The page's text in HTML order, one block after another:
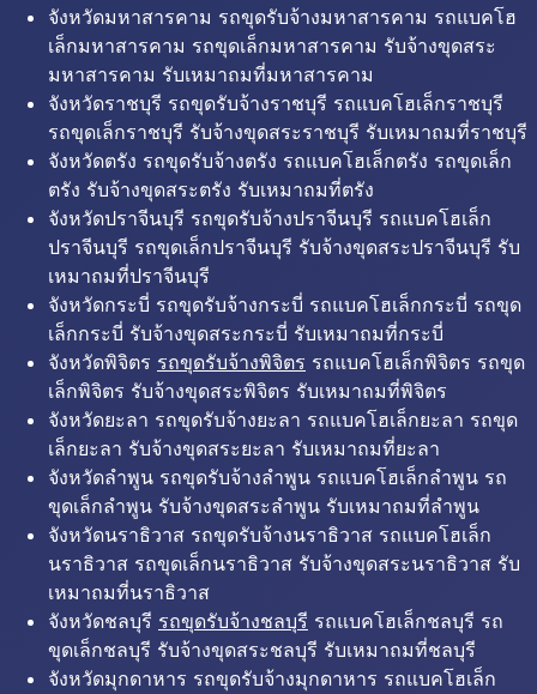
จังหวัดมหาสารคาม รถขุดรับจ้างมหาสารคาม รถแบคโฮ
เล็กมหาสารคาม รถขุดเล็กมหาสารคาม รับจ้างขุดสระ
มหาสารคาม รับเหมาถมที่มหาสารคาม
จังหวัดราชบุรี รถขุดรับจ้างราชบุรี รถแบคโฮเล็กราชบุรี
รถขุดเล็กราชบุรี รับจ้างขุดสระราชบุรี รับเหมาถมที่ราชบุรี
จังหวัดตรัง รถขุดรับจ้างตรัง รถแบคโฮเล็กตรัง รถขุดเล็ก
ตรัง รับจ้างขุดสระตรัง รับเหมาถมที่ตรัง
จังหวัดปราจีนบุรี รถขุดรับจ้างปราจีนบุรี รถแบคโฮเล็ก
ปราจีนบุรี รถขุดเล็กปราจีนบุรี รับจ้างขุดสระปราจีนบุรี รับ
เหมาถมที่ปราจีนบุรี
จังหวัดกระบี่ รถขุดรับจ้างกระบี่ รถแบคโฮเล็กกระบี่ รถขุด
เล็กกระบี่ รับจ้างขุดสระกระบี่ รับเหมาถมที่กระบี่
จังหวัดพิจิตร รถขุดรับจ้างพิจิตร รถแบคโฮเล็กพิจิตร รถขุด
เล็กพิจิตร รับจ้างขุดสระพิจิตร รับเหมาถมที่พิจิตร
จังหวัดยะลา รถขุดรับจ้างยะลา รถแบคโฮเล็กยะลา รถขุด
เล็กยะลา รับจ้างขุดสระยะลา รับเหมาถมที่ยะลา
จังหวัดลำพูน รถขุดรับจ้างลำพูน รถแบคโฮเล็กลำพูน รถ
ขุดเล็กลำพูน รับจ้างขุดสระลำพูน รับเหมาถมที่ลำพูน
จังหวัดนราธิวาส รถขุดรับจ้างนราธิวาส รถแบคโฮเล็ก
นราธิวาส รถขุดเล็กนราธิวาส รับจ้างขุดสระนราธิวาส รับ
เหมาถมที่นราธิวาส
จังหวัดชลบุรี รถขุดรับจ้างชลบุรี รถแบคโฮเล็กชลบุรี รถ
ขุดเล็กชลบุรี รับจ้างขุดสระชลบุรี รับเหมาถมที่ชลบุรี
จังหวัดมุกดาหาร รถขุดรับจ้างมุกดาหาร รถแบคโฮเล็ก